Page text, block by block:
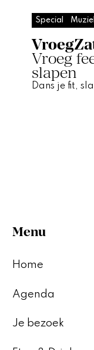
Special
Vroeg
slapen
Dans je fit,
Menu
Home
Agenda
Je bezoek